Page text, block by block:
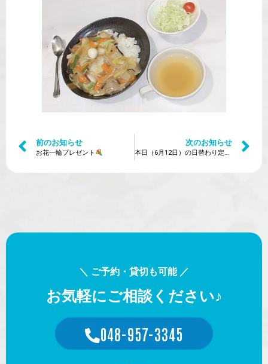
前のお知らせ
お花一輪プレゼント
次のお知らせ
本日（6月12日）の日替わり定食は？
＼ ご予約・貸切も可能 ／
お気軽にご相談ください♪
048-957-3345